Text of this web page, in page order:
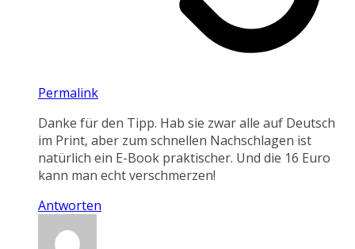
Permalink
Danke für den Tipp. Hab sie zwar alle auf Deutsch
im Print, aber zum schnellen Nachschlagen ist
natürlich ein E-Book praktischer. Und die 16 Euro
kann man echt verschmerzen!
Antworten